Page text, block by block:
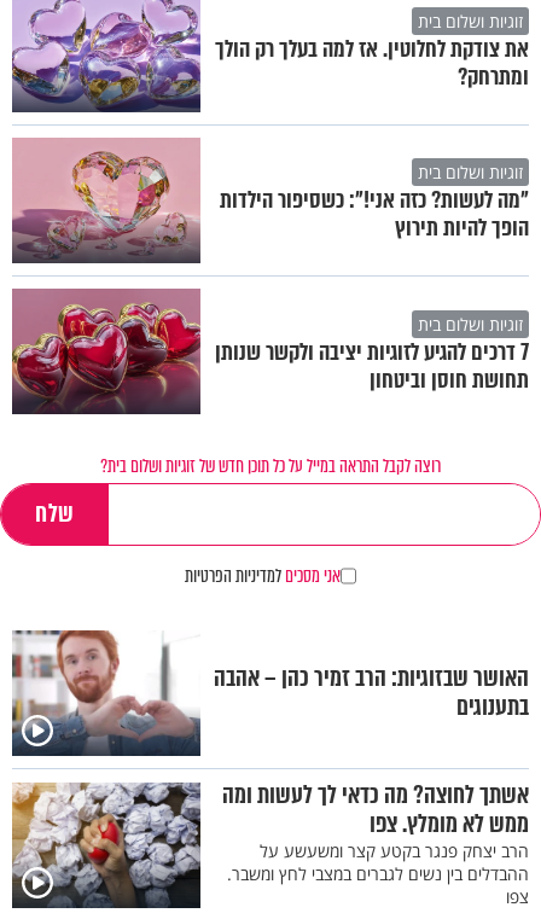
זוגיות ושלום בית
את צודקת לחלוטין. אז למה בעלך רק הולך
ומתרחק?
זוגיות ושלום בית
"מה לעשות? כזה אני!": כשסיפור הילדות
הופך להיות תירוץ
זוגיות ושלום בית
7 דרכים להגיע לזוגיות יציבה ולקשר שנותן
תחושת חוסן וביטחון
רוצה לקבל התראה במייל על כל תוכן חדש של זוגיות ושלום בית?
אני מסכיםלמדיניות הפרטיות
האושר שבזוגיות: הרב זמיר כהן – אהבה
בתענוגים
אשתך לחוצה? מה כדאי לך לעשות ומה
ממש לא מומלץ. צפו
הרב יצחק פנגר בקטע קצר ומשעשע על
ההבדלים בין נשים לגברים במצבי לחץ ומשבר.
צפו